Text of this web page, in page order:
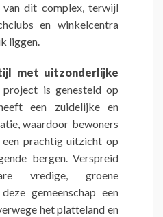
van dit complex, terwijl
en winkelcentra
liggen.
met uitzonderlijke
is genesteld op
een zuidelijke en
waardoor bewoners
een prachtig uitzicht op
bergen. Verspreid
vredige, groene
gemeenschap een
het platteland en